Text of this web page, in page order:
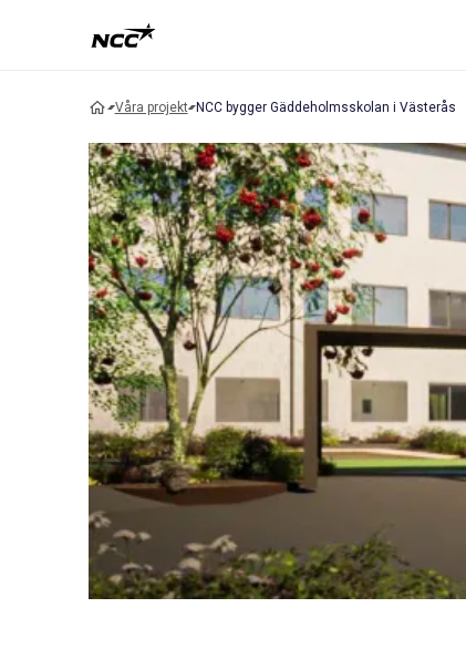
Våra projekt NCC bygger Gäddeholmsskolan i Västerås